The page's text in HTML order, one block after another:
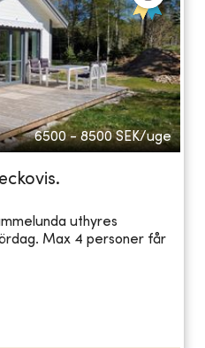
6500 - 8500 SEK/uge
uthyres
Max 4 personer får